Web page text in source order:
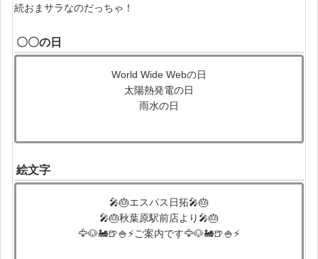
続おまサラなのだっちゃ！
〇〇の日
World Wide Webの日
太陽熱発電の日
雨水の日
絵文字
🎤🎂エスパス日拓🎤🎂
🎤🎂秋葉原駅前店より🎤🎂
🦅🐶🚂🍺🍚⚡ご案内です🦅🐶🚂🍺🍚⚡